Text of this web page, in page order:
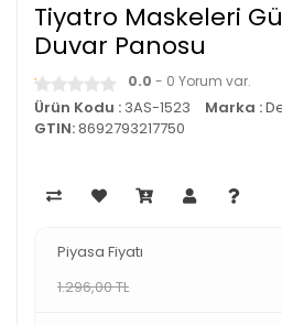
Tiyatro Maskeleri
Duvar Panosu
0.0 - 0 Yorum var.
Ürün Kodu : 3AS-1523 Marka :
GTIN:8692793217750
Piyasa Fiyatı
1.296,00 TL